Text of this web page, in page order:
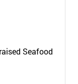
Seafood